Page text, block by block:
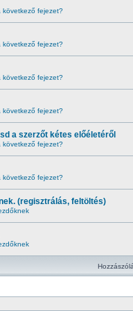
következő fejezet?
következő fejezet?
következő fejezet?
következő fejezet?
a szerzőt kétes előéletéről
következő fejezet?
következő fejezet?
(regisztrálás, feltöltés)